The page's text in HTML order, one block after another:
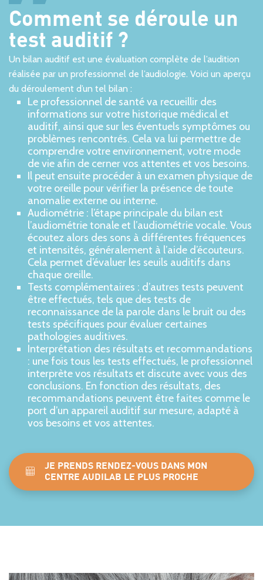
AIDES AUDITIVES
DE QUALITÉ
100% REMBOURSÉES
Applicable sur les aides auditives de classe 1
référencées, sous réserve d’une
complémentaire santé responsable. Voir
conditions en magasin
Comment se déroule un
test auditif ?
Un bilan auditif est une évaluation complète de l’audition
réalisée par un professionnel de l’audiologie. Voici un aperçu
du déroulement d’un tel bilan :
Le professionnel de santé va recueillir des
informations sur votre historique médical et
auditif, ainsi que sur les éventuels symptômes ou
problèmes rencontrés. Cela va lui permettre de
comprendre votre environnement, votre mode
de vie afin de cerner vos attentes et vos besoins.
Il peut ensuite procéder à un examen physique de
votre oreille pour vérifier la présence de toute
anomalie externe ou interne.
Audiométrie : l’étape principale du bilan est
l’audiométrie tonale et l’audiométrie vocale. Vous
écoutez alors des sons à différentes fréquences
et intensités, généralement à l’aide d’écouteurs.
Cela permet d’évaluer les seuils auditifs dans
chaque oreille.
Tests complémentaires : d’autres tests peuvent
être effectués, tels que des tests de
reconnaissance de la parole dans le bruit ou des
tests spécifiques pour évaluer certaines
pathologies auditives.
Interprétation des résultats et recommandations
: une fois tous les tests effectués, le professionnel
interprète vos résultats et discute avec vous des
conclusions. En fonction des résultats, des
recommandations peuvent être faites comme le
port d’un appareil auditif sur mesure, adapté à
vos besoins et vos attentes.
JE PRENDS RENDEZ-VOUS DANS MON
CENTRE AUDILAB LE PLUS PROCHE